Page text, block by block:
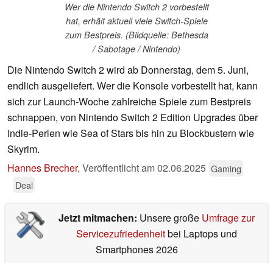
Wer die Nintendo Switch 2 vorbestellt
hat, erhält aktuell viele Switch-Spiele
zum Bestpreis. (Bildquelle: Bethesda
/ Sabotage / Nintendo)
Die Nintendo Switch 2 wird ab Donnerstag, dem 5. Juni,
endlich ausgeliefert. Wer die Konsole vorbestellt hat, kann
sich zur Launch-Woche zahlreiche Spiele zum Bestpreis
schnappen, von Nintendo Switch 2 Edition Upgrades über
Indie-Perlen wie Sea of Stars bis hin zu Blockbustern wie
Skyrim.
Hannes Brecher, Veröffentlicht am02.06.2025 Gaming
Deal
Jetzt mitmachen: Unsere große Umfrage zur
Servicezufriedenheitbei Laptops und
Smartphones 2026